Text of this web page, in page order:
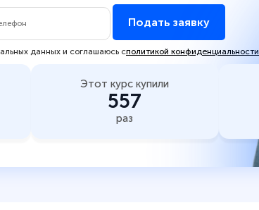
Подать заявку
данных и соглашаюсь сполитикой конфиденциальности
Этот курс купили
557
раз